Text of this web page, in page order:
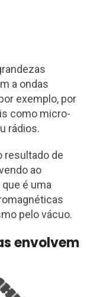
a ondas
exemplo, por
como micro-
rádios.
resultado de
ao
é uma
pelo vácuo.
envolvem